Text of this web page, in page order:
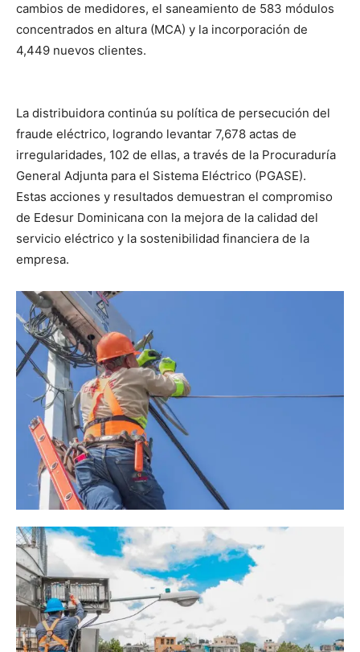
cambios de medidores, el saneamiento de 583 módulos
concentrados en altura (MCA) y la incorporación de
4,449 nuevos clientes.
La distribuidora continúa su política de persecución del
fraude eléctrico, logrando levantar 7,678 actas de
irregularidades, 102 de ellas, a través de la Procuraduría
General Adjunta para el Sistema Eléctrico (PGASE).
Estas acciones y resultados demuestran el compromiso
de Edesur Dominicana con la mejora de la calidad del
servicio eléctrico y la sostenibilidad financiera de la
empresa.